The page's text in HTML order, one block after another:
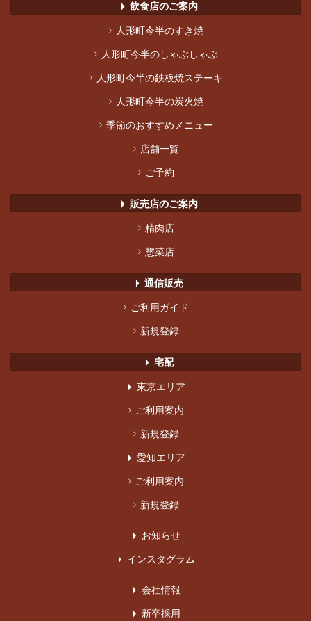
▶︎ 飲食店のご案内
> 人形町今半のすき焼
> 人形町今半のしゃぶしゃぶ
> 人形町今半の鉄板焼ステーキ
> 人形町今半の炭火焼
> 季節のおすすめメニュー
> 店舗一覧
> ご予約
▶︎ 販売店のご案内
> 精肉店
> 惣菜店
▶︎ 通信販売
> ご利用ガイド
> 新規登録
▶︎ 宅配
▶︎ 東京エリア
> ご利用案内
> 新規登録
▶︎ 愛知エリア
> ご利用案内
> 新規登録
▶︎ お知らせ
▶︎ インスタグラム
▶︎ 会社情報
▶︎ 新卒採用